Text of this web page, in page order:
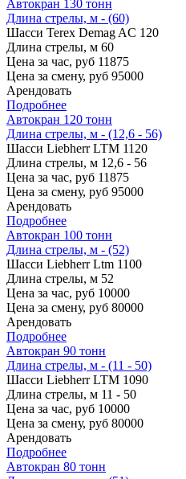
Автокран 130 тонн
Длина стрелы, м - (60)
Шасси Terex Demag AC 120
Длина стрелы, м 60
Цена за час, руб 11875
Цена за смену, руб 95000
Арендовать
Подробнее
Автокран 120 тонн
Длина стрелы, м - (12,6 - 56)
Шасси Liebherr LTM 1120
Длина стрелы, м 12,6 - 56
Цена за час, руб 11875
Цена за смену, руб 95000
Арендовать
Подробнее
Автокран 100 тонн
Длина стрелы, м - (52)
Шасси Liebherr Ltm 1100
Длина стрелы, м 52
Цена за час, руб 10000
Цена за смену, руб 80000
Арендовать
Подробнее
Автокран 90 тонн
Длина стрелы, м - (11 - 50)
Шасси Liebherr LTM 1090
Длина стрелы, м 11 - 50
Цена за час, руб 10000
Цена за смену, руб 80000
Арендовать
Подробнее
Автокран 80 тонн